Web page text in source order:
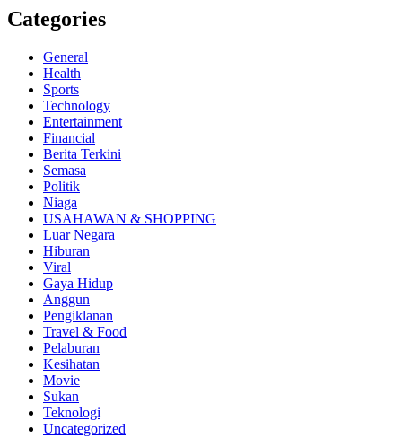
Categories
General
Health
Sports
Technology
Entertainment
Financial
Berita Terkini
Semasa
Politik
Niaga
USAHAWAN & SHOPPING
Luar Negara
Hiburan
Viral
Gaya Hidup
Anggun
Pengiklanan
Travel & Food
Pelaburan
Kesihatan
Movie
Sukan
Teknologi
Uncategorized